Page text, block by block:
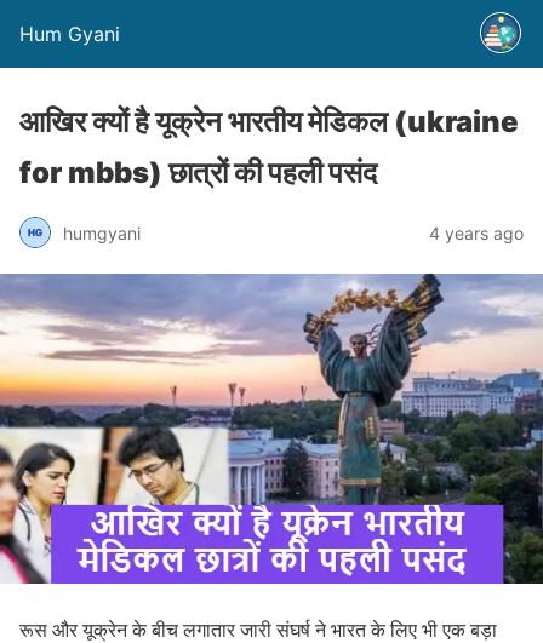
Hum Gyani
आखिर क्यों है यूक्रेन भारतीय मेडिकल (ukraine
for mbbs) छात्रों की पहली पसंद
humgyani 4 years ago
रूस और यूक्रेन के बीच लगातार जारी संघर्ष ने भारत के लिए भी एक बड़ा